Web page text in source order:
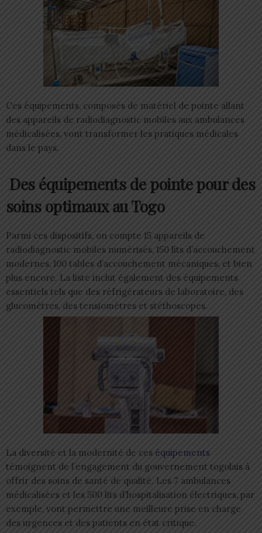
Ces équipements, composés de matériel de pointe allant
des appareils de radiodiagnostic mobiles aux ambulances
médicalisées, vont transformer les pratiques médicales
dans le pays.
Des équipements de pointe pour des
soins optimaux au Togo
Parmi ces dispositifs, on compte 15 appareils de
radiodiagnostic mobiles numérisés, 150 lits d’accouchement
modernes, 100 tables d’accouchement mécaniques, et bien
plus encore. La liste inclut également des équipements
essentiels tels que des réfrigérateurs de laboratoire, des
glucomètres, des tensiomètres et stéthoscopes.
La diversité et la modernité de ces équipements
témoignent de l’engagement du gouvernement togolais à
offrir des soins de santé de qualité. Les 7 ambulances
médicalisées et les 500 lits d’hospitalisation électriques, par
exemple, vont permettre une meilleure prise en charge
des urgences et des patients en état critique.